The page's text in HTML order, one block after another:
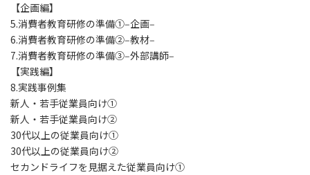
【企画編】
5.消費者教育研修の準備➀‒企画‒
6.消費者教育研修の準備➁‒教材‒
7.消費者教育研修の準備➂‒外部講師‒
【実践編】
8.実践事例集
新人・若手従業員向け➀
新人・若手従業員向け➁
30代以上の従業員向け➀
30代以上の従業員向け➁
セカンドライフを見据えた従業員向け➀